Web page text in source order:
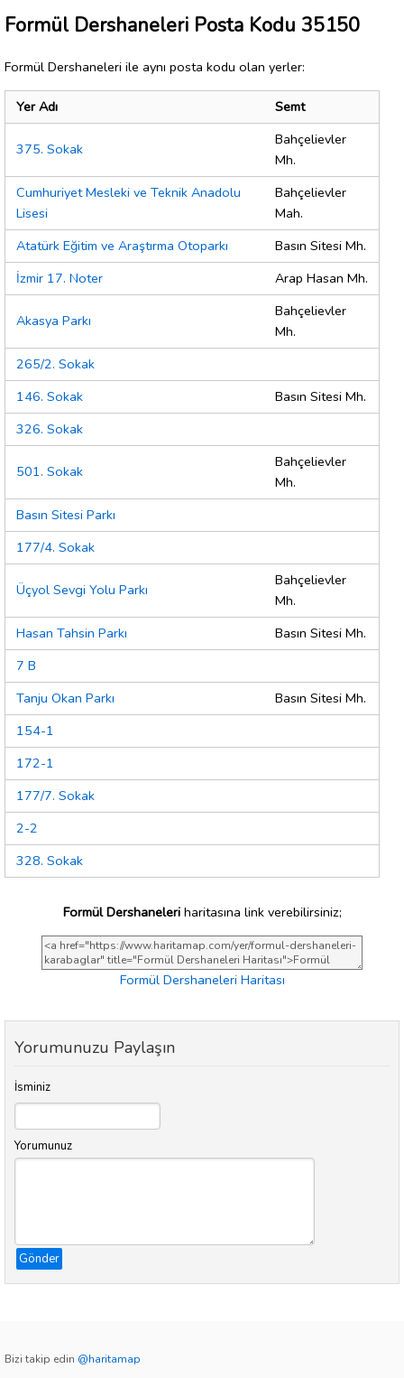
Formül Dershaneleri Posta Kodu 35150
Formül Dershaneleri ile aynı posta kodu olan yerler:
Yer Adı Semt
375. Sokak
Bahçelievler
Mh.
Cumhuriyet Mesleki ve Teknik Anadolu
Lisesi
Bahçelievler
Mah.
Atatürk Eğitim ve Araştırma Otoparkı
Basın Sitesi Mh.
İzmir 17. Noter
Arap Hasan Mh.
Akasya Parkı
Bahçelievler
Mh.
265/2. Sokak
146. Sokak
Basın Sitesi Mh.
326. Sokak
501. Sokak
Bahçelievler
Mh.
Basın Sitesi Parkı
177/4. Sokak
Üçyol Sevgi Yolu Parkı
Bahçelievler
Mh.
Hasan Tahsin Parkı
Basın Sitesi Mh.
7 B
Tanju Okan Parkı
Basın Sitesi Mh.
154-1
172-1
177/7. Sokak
2-2
328. Sokak
Formül Dershaneleriharitasına link verebilirsiniz;
Formül Dershaneleri Haritası
Yorumunuzu Paylaşın
İsminiz
Yorumunuz
Gönder
Bizi takip edin @haritamap